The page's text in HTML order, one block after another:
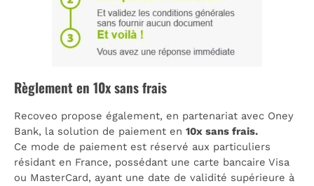
Règlement en 10x sans frais
Recoveo propose également, en partenariat avec Oney
Bank, la solution de paiement en 10x sans frais.
Ce mode de paiement est réservé aux particuliers
résidant en France, possédant une carte bancaire Visa
ou MasterCard, ayant une date de validité supérieure à